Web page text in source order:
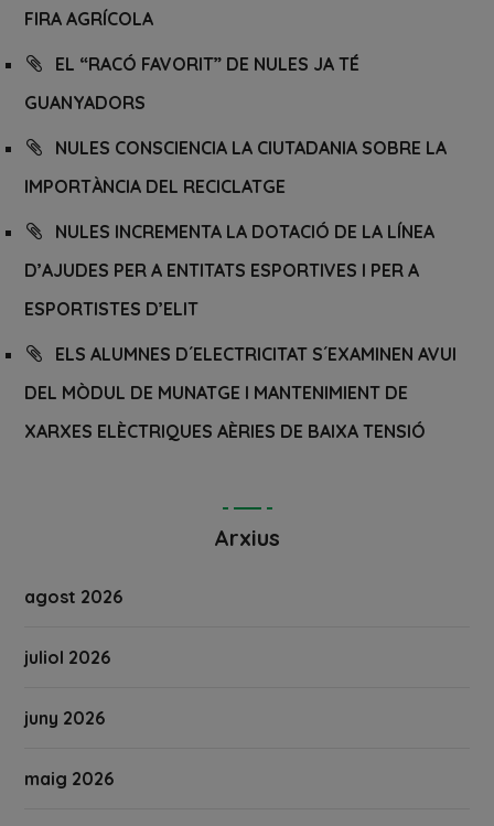
FIRA AGRÍCOLA
EL “RACÓ FAVORIT” DE NULES JA TÉ
GUANYADORS
NULES CONSCIENCIA LA CIUTADANIA SOBRE LA
IMPORTÀNCIA DEL RECICLATGE
NULES INCREMENTA LA DOTACIÓ DE LA LÍNEA
D’AJUDES PER A ENTITATS ESPORTIVES I PER A
ESPORTISTES D’ELIT
ELS ALUMNES D´ELECTRICITAT S´EXAMINEN AVUI
DEL MÒDUL DE MUNATGE I MANTENIMIENT DE
XARXES ELÈCTRIQUES AÈRIES DE BAIXA TENSIÓ
Arxius
agost 2026
juliol 2026
juny 2026
maig 2026